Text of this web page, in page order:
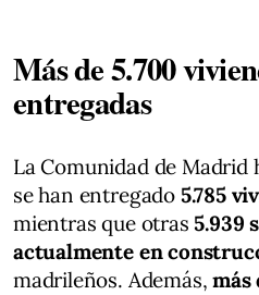
Más de 5.700
entregadas
La Comunidad de Madrid
se han entregado 5.785
mientras que otras 5.939
actualmente en
madrileños. Además,más